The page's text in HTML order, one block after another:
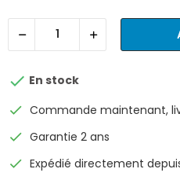
 En stock
check Commande maintenant,
check Garantie 2 ans
check Expédié directement